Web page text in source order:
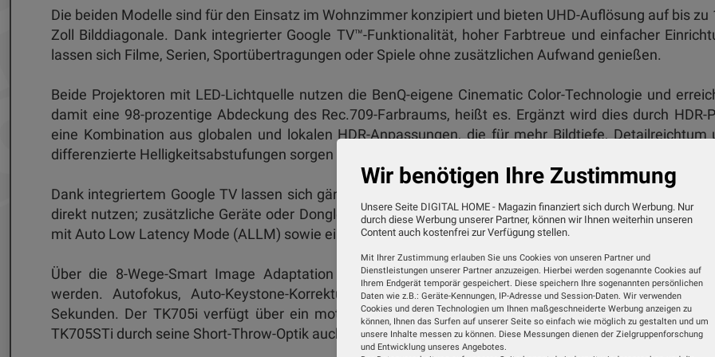
Die beiden Modelle sind für den Einsatz im Wohnzimmer konzipiert und bieten UHD-Auflösung auf bis zu
Zoll Bilddiagonale. Dank integrierter Google TV™-Funktionalität, hoher Farbtreue und einfacher
lassen sich Filme, Serien, Sportübertragungen oder Spiele ohne zusätzlichen Aufwand genießen.
Beide Projektoren mit LED-Lichtquelle nutzen die BenQ-eigene Cinematic Color-Technologie und
damit eine 98-prozentige Abdeckung des Rec.709-Farbraums, heißt es. Ergänzt wird dies durch HDR-
eine Kombination aus globalen und lokalen HDR-Anpassungen, die für mehr Bildtiefe, Detailreichtum
differenzierte Helligkeitsabstufungen sorgen soll. Beide Geräte liefern 3.000 ANSI-Lumen.
Dank integriertem Google TV lassen sich gängige Streamingdienste wie Netflix, Prime Video oder
direkt nutzen; zusätzliche Geräte oder Dongles sind nicht erforderlich. Für Gamer bietet die Serie HDMI
mit Auto Low Latency Mode (ALLM) sowie eine niedrige Eingabeverzögerung von 5 ms bei 4K/60Hz.
Über die 8-Wege-Smart Image Adaptation können Bildgröße und -ausrichtung automatisch
werden. Autofokus, Auto-Keystone-Korrektur und Zoom-Funktionen ermöglichen eine Ausrichtung
Sekunden. Der TK705i verfügt über ein motorisiertes Zoomobjektiv für flexible Platzierung, während
TK705STi durch seine Short-Throw-Optik auch in kleineren Räumen Großbilder aus kurzer Distanz
Wir benötigen Ihre Zustimmung
Unsere Seite DIGITAL HOME - Magazin finanziert sich durch Werbung. Nur
durch diese Werbung unserer Partner, können wir Ihnen weiterhin unseren
Content auch kostenfrei zur Verfügung stellen.
Mit Ihrer Zustimmung erlauben Sie uns Cookies von unseren Partner und
Dienstleistungen unserer Partner anzuzeigen. Hierbei werden sogenannte Cookies auf
Ihrem Endgerät temporär gespeichert. Diese speichern Ihre sogenannten persönlichen
Daten wie z.B.: Geräte-Kennungen, IP-Adresse und Session-Daten. Wir verwenden
Cookies und deren Technologien um Ihnen maßgeschneiderte Werbung anzeigen zu
können, Ihnen das Surfen auf unserer Seite so einfach wie möglich zu gestalten und um
unsere Inhalte messen zu können. Diese Messungen dienen der Zielgruppenforschung
und Entwicklung unseres Angebotes.